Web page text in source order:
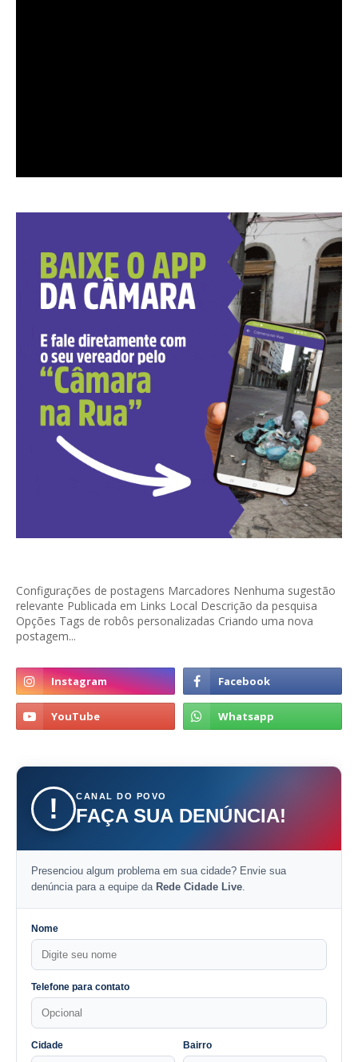
Configurações de postagens Marcadores Nenhuma sugestão
relevante Publicada em Links Local Descrição da pesquisa
Opções Tags de robôs personalizadas Criando uma nova
postagem...
! CANAL DO POVO
FAÇA SUA DENÚNCIA!
Presenciou algum problema em sua cidade? Envie sua
denúncia para a equipe da Rede Cidade Live.
Nome
Telefone para contato
Cidade Bairro